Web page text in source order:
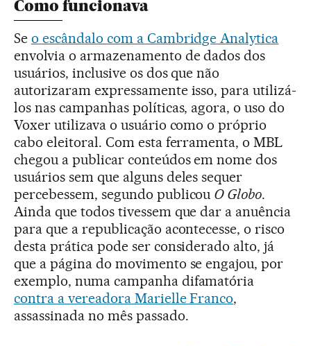
Como funcionava
Se o escândalo com a Cambridge Analytica
envolvia o armazenamento de dados dos
usuários, inclusive os dos que não
autorizaram expressamente isso, para utilizá-
los nas campanhas políticas, agora, o uso do
Voxer utilizava o usuário como o próprio
cabo eleitoral. Com esta ferramenta, o MBL
chegou a publicar conteúdos em nome dos
usuários sem que alguns deles sequer
percebessem, segundo publicou O Globo.
Ainda que todos tivessem que dar a anuência
para que a republicação acontecesse, o risco
desta prática pode ser considerado alto, já
que a página do movimento se engajou, por
exemplo, numa campanha difamatória
contra a vereadora Marielle Franco,
assassinada no mês passado.